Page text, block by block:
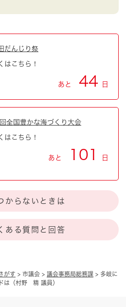
がす > 市議会 > 議会事務局総務課 > 多岐に
は（村野 精 議員）
だんじり祭
はこちら！
あと 44 日
全国豊かな海づくり大会
はこちら！
あと 101 日
からないときは
ある質問と回答